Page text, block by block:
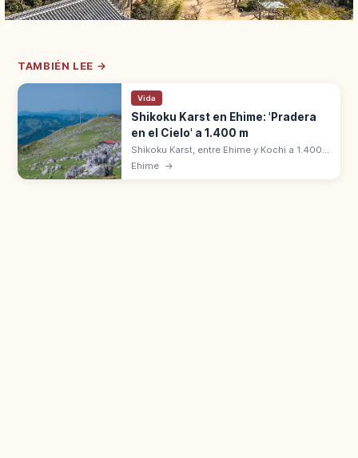
TAMBIÉN LEE →
Vida
Shikoku Karst en Ehime: 'Pradera
en el Cielo' a 1.400 m
Shikoku Karst, entre Ehime y Kochi a 1.400
m, es uno de los tres grandes karst con
Ehime →